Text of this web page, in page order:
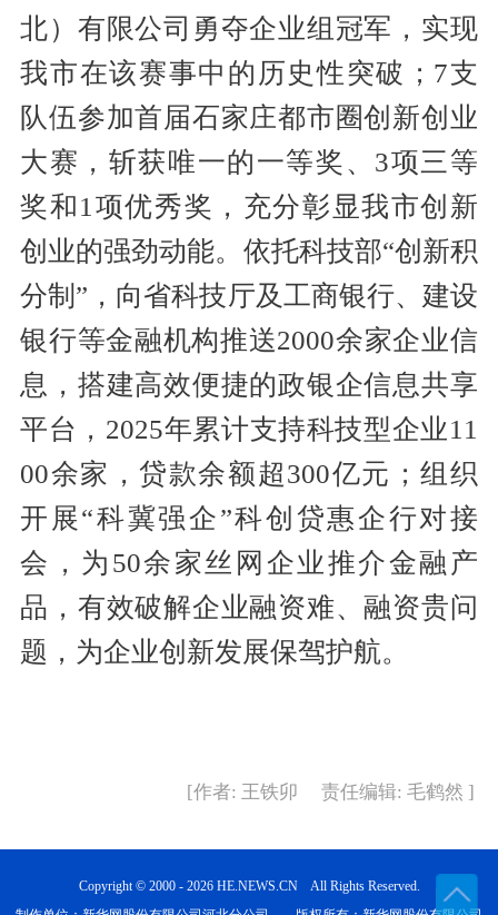
北）有限公司勇夺企业组冠军，实现
我市在该赛事中的历史性突破；7支
队伍参加首届石家庄都市圈创新创业
大赛，斩获唯一的一等奖、3项三等
奖和1项优秀奖，充分彰显我市创新
创业的强劲动能。依托科技部“创新积
分制”，向省科技厅及工商银行、建设
银行等金融机构推送2000余家企业信
息，搭建高效便捷的政银企信息共享
平台，2025年累计支持科技型企业11
00余家，贷款余额超300亿元；组织
开展“科冀强企”科创贷惠企行对接
会，为50余家丝网企业推介金融产
品，有效破解企业融资难、融资贵问
题，为企业创新发展保驾护航。
[作者: 王铁卯 责任编辑: 毛鹤然 ]
Copyright © 2000 - 2026 HE.NEWS.CN All Rights Reserved.